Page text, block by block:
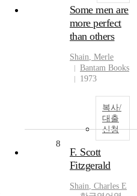
Some men are
more perfect
than others
Shain, Merle
Bantam Books
1973
복사/
대출
신청
8
F. Scott
Fitzgerald
Shain, Charles E